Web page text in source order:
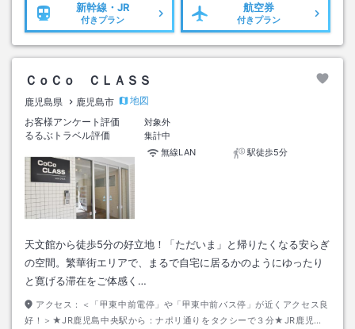
新幹線・JR
付きプラン
航空券
付きプラン
ＣｏＣｏ ＣＬＡＳＳ
鹿児島県 鹿児島市
地図
お客様アンケート評価
対象外
るるぶトラベル評価
集計中
無線LAN
駅徒歩5分
天文館から徒歩5分の好立地！「ただいま」と帰りたくなる安らぎ
の空間。繁華街エリアで、まるで自宅に居るかのようにゆったり
と寛げる滞在をご体感く…
アクセス：
＜「甲東中前電停」や「甲東中前バス停」が近くアクセス良
好！＞★JR鹿児島中央駅から：ナポリ通りをタクシーで３分★JR鹿児島